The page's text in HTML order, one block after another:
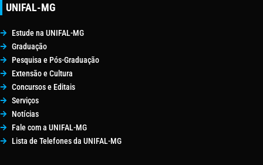
UNIFAL-MG
Estude na UNIFAL-MG
Graduação
Pesquisa e Pós-Graduação
Extensão e Cultura
Concursos e Editais
Serviços
Notícias
Fale com a UNIFAL-MG
Lista de Telefones da UNIFAL-MG